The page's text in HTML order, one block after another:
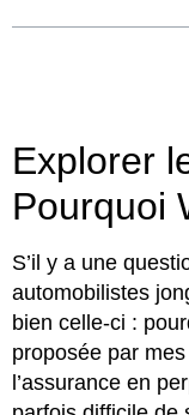
Explorer
Pourquoi
S’il y a une
automobilistes
bien celle-ci :
proposée par
l’assurance en